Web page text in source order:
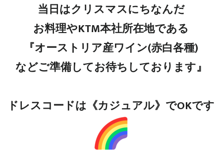
当日はクリスマスにちなんだ
お料理やKTM本社所在地である
『オーストリア産ワイン(赤白各種)
などご準備してお待ちしております』
ドレスコードは《カジュアル》でOKです